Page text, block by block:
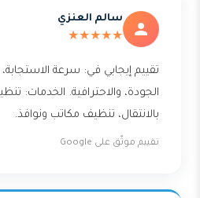
سالم العنزي
★★★★★
تقييم إيجابي في: سرعة الاستجابة،
الجودة، والاحترافية. الخدمات:
بالانتقال، تنظيف مكاتب ونوافذ.
تقييم موثّق على Google